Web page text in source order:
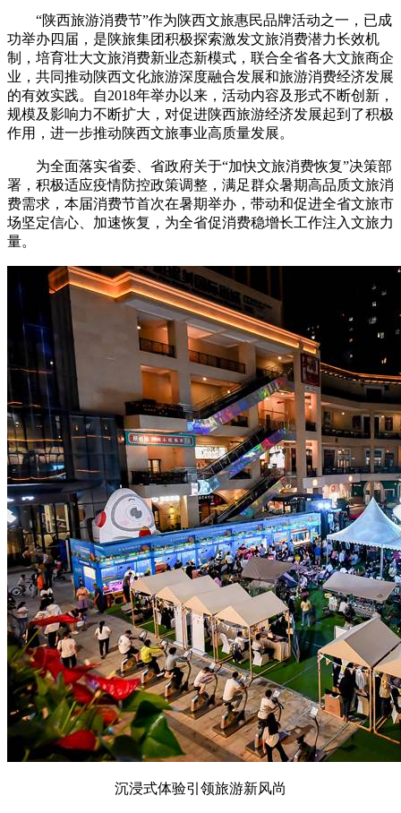
“陕西旅游消费节”作为陕西文旅惠民品牌活动之一，已成
功举办四届，是陕旅集团积极探索激发文旅消费潜力长效机
制，培育壮大文旅消费新业态新模式，联合全省各大文旅商企
业，共同推动陕西文化旅游深度融合发展和旅游消费经济发展
的有效实践。自2018年举办以来，活动内容及形式不断创新，
规模及影响力不断扩大，对促进陕西旅游经济发展起到了积极
作用，进一步推动陕西文旅事业高质量发展。
为全面落实省委、省政府关于“加快文旅消费恢复”决策部
署，积极适应疫情防控政策调整，满足群众暑期高品质文旅消
费需求，本届消费节首次在暑期举办，带动和促进全省文旅市
场坚定信心、加速恢复，为全省促消费稳增长工作注入文旅力
量。
沉浸式体验引领旅游新风尚